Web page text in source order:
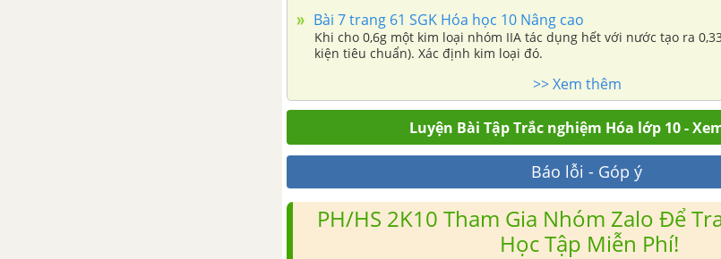
Bài 7 trang 61 SGK Hóa học 10 Nâng cao
Khi cho 0,6g một kim loại nhóm IIA tác dụng hết với nước tạo ra
kiện tiêu chuẩn). Xác định kim loại đó.
>> Xem thêm
Luyện Bài Tập Trắc nghiệm Hóa lớp 10 -
Báo lỗi - Góp ý
PH/HS 2K10 Tham Gia Nhóm Zalo Để
Học Tập Miễn Phí!